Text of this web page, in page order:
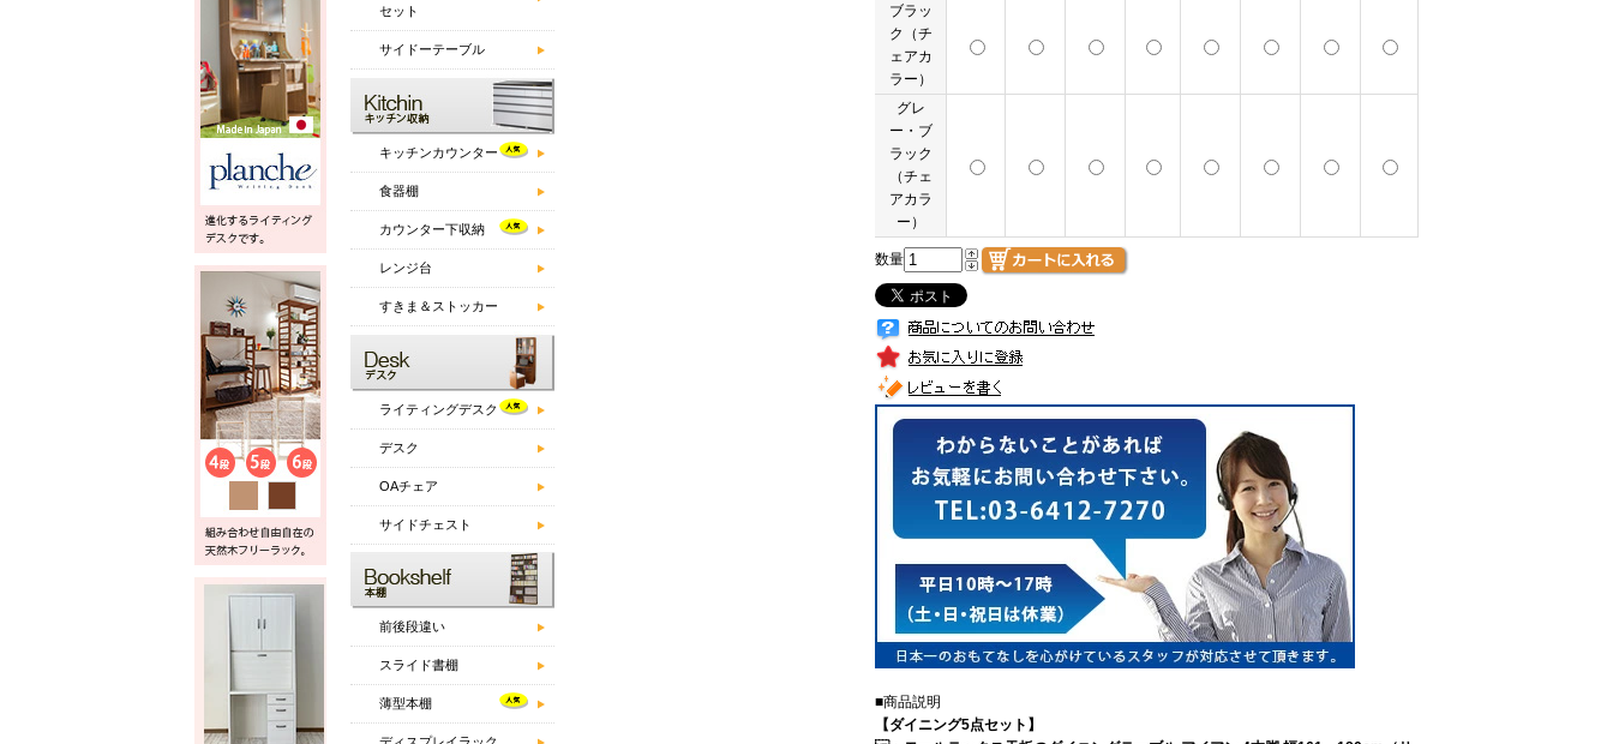
セット
サイドーテーブル
キッチンカウンター
食器棚
カウンター下収納
レンジ台
すきま＆ストッカー
ライティングデスク
デスク
OAチェア
サイドチェスト
前後段違い
スライド書棚
薄型本棚
ブラッ
ク（チ
ェアカ
ラー）
グレ
ー・ブ
ラック
（チェ
アカラ
ー）
数量
■商品説明
【ダイニング5点セット】